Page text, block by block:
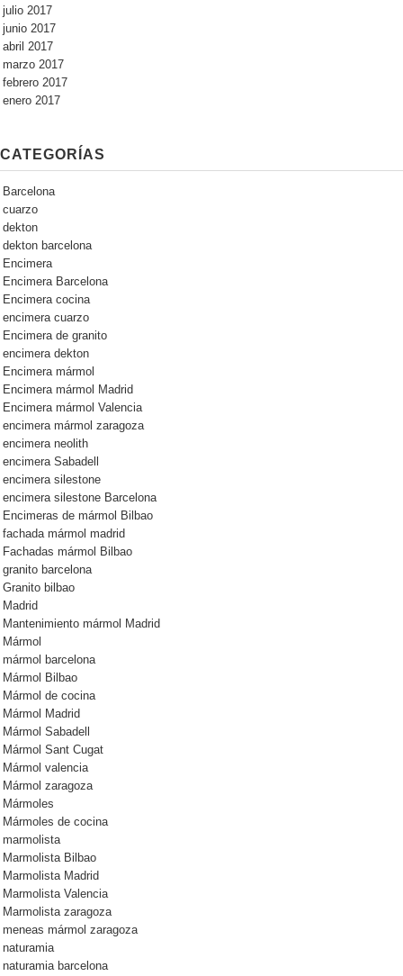
julio 2017
junio 2017
abril 2017
marzo 2017
febrero 2017
enero 2017
CATEGORÍAS
Barcelona
cuarzo
dekton
dekton barcelona
Encimera
Encimera Barcelona
Encimera cocina
encimera cuarzo
Encimera de granito
encimera dekton
Encimera mármol
Encimera mármol Madrid
Encimera mármol Valencia
encimera mármol zaragoza
encimera neolith
encimera Sabadell
encimera silestone
encimera silestone Barcelona
Encimeras de mármol Bilbao
fachada mármol madrid
Fachadas mármol Bilbao
granito barcelona
Granito bilbao
Madrid
Mantenimiento mármol Madrid
Mármol
mármol barcelona
Mármol Bilbao
Mármol de cocina
Mármol Madrid
Mármol Sabadell
Mármol Sant Cugat
Mármol valencia
Mármol zaragoza
Mármoles
Mármoles de cocina
marmolista
Marmolista Bilbao
Marmolista Madrid
Marmolista Valencia
Marmolista zaragoza
meneas mármol zaragoza
naturamia
naturamia barcelona